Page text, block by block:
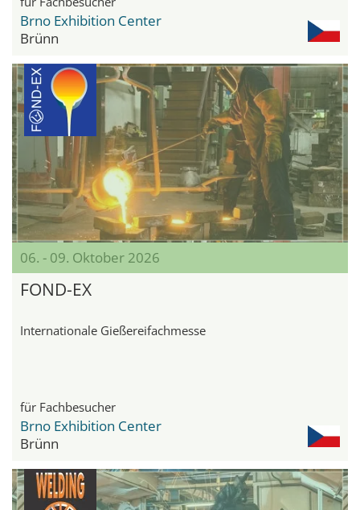
Brno Exhibition Center
Brünn
06. - 09. Oktober 2026
FOND-EX
Internationale Gießereifachmesse
für Fachbesucher
Brno Exhibition Center
Brünn